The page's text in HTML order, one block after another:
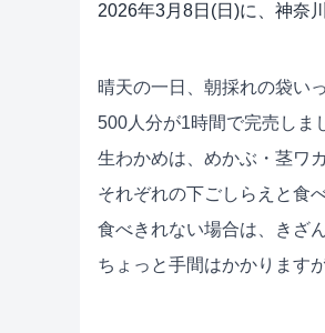
2026年3月8日(日)に、神奈
晴天の一日、朝採れの袋い
500人分が1時間で完売しま
生わかめは、めかぶ・茎ワ
それぞれの下ごしらえと食
食べきれない場合は、きざ
ちょっと手間はかかります